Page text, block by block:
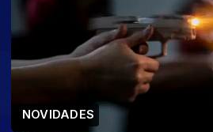
NOVIDADES